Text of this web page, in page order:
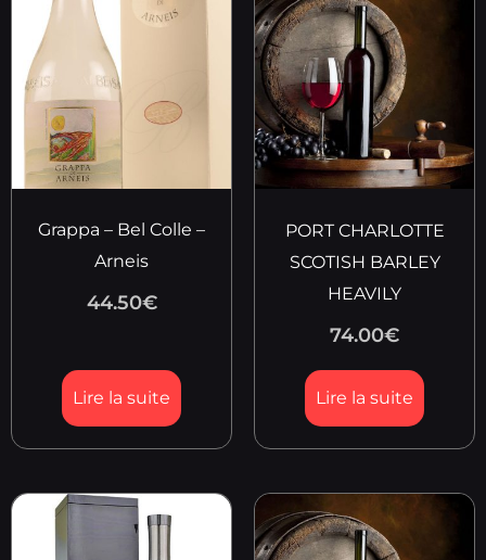
Grappa – Bel Colle –
Arneis
44.50€
Lire la suite
PORT CHARLOTTE
SCOTISH BARLEY
HEAVILY
74.00€
Lire la suite